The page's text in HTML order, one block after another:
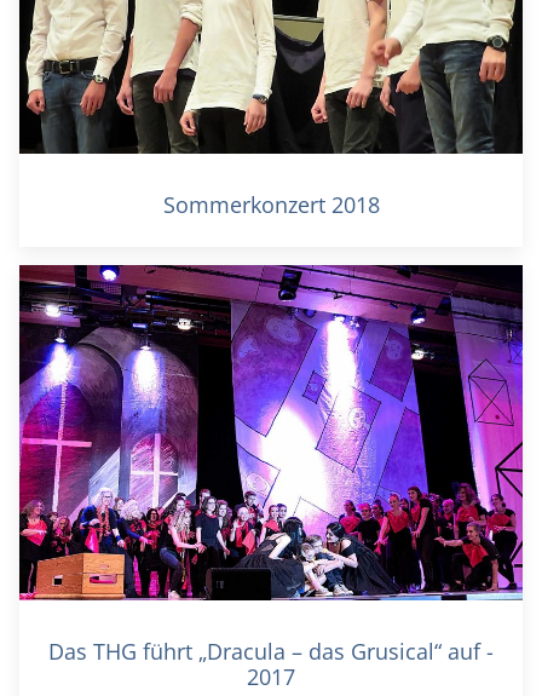
Sommerkonzert 2018
Das THG führt „Dracula – das Grusical“ auf -
2017